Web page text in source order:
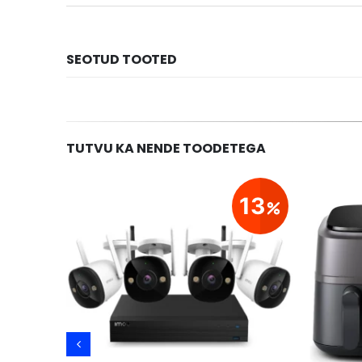
SEOTUD TOOTED
TUTVU KA NENDE TOODETEGA
13